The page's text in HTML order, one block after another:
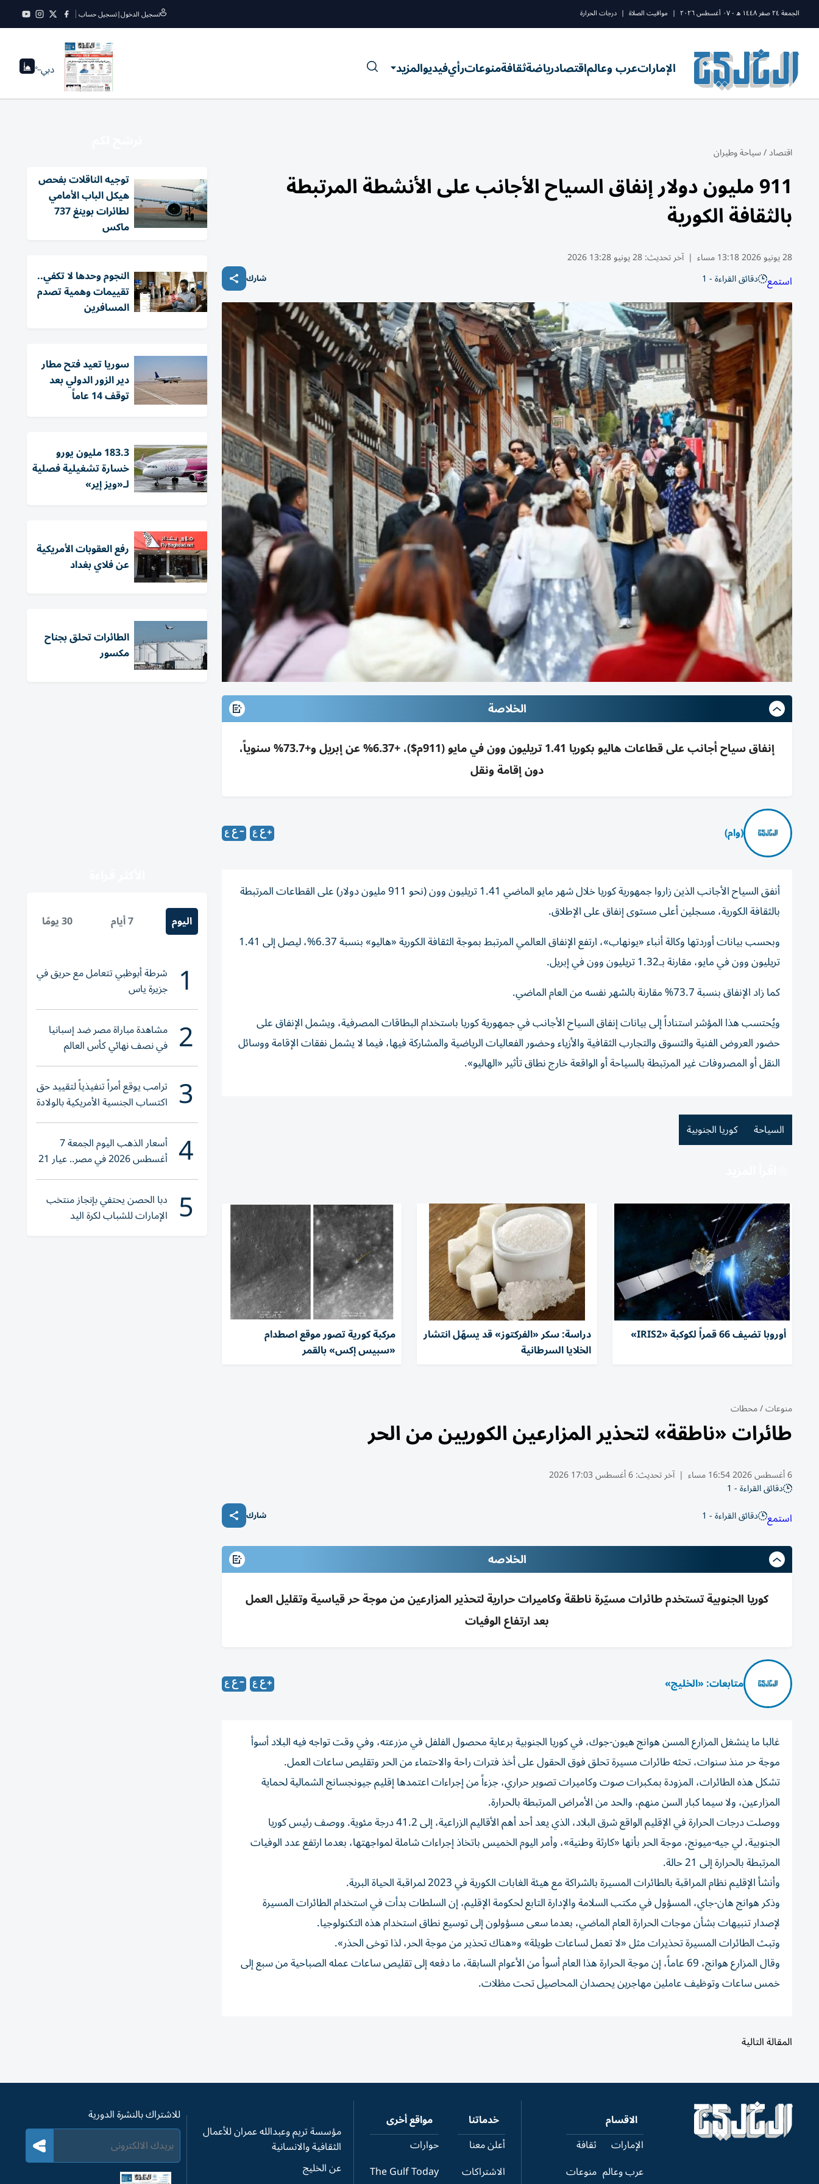
الجمعة ٢٤ صفر ١٤٤٨ ه - ٠٧ أغسطس ٢٠٢٦ | مواقيت الصلاة | درجات الحرارة تسجيل الدخول|تسجيل حساب
الإماراتعرب وعالماقتصادرياضةثقافةمنوعاترأيفيديوالمزيد دبي--°
اقتصاد/سياحة وطيران
911 مليون دولار إنفاق السياح الأجانب على الأنشطة المرتبطة
بالثقافة الكورية
28 يونيو 2026 13:18 مساء | آخر تحديث:28 يونيو 13:28 2026
استمع دقائق القراءة - 1 شارك
الخلاصة
إنفاق سياح أجانب على قطاعات هاليو بكوريا 1.41 تريليون وون في مايو (911م$)، +6.37% عن إبريل و+73.7% سنوياً،
دون إقامة ونقل
(وام)
أنفق السياح الأجانب الذين زاروا جمهورية كوريا خلال شهر مايو الماضي 1.41 تريليون وون (نحو 911 مليون دولار) على القطاعات المرتبطة
بالثقافة الكورية، مسجلين أعلى مستوى إنفاق على الإطلاق.
وبحسب بيانات أوردتها وكالة أنباء «يونهاب»، ارتفع الإنفاق العالمي المرتبط بموجة الثقافة الكورية «هاليو» بنسبة 6.37%، ليصل إلى 1.41
تريليون وون في مايو، مقارنة بـ1.32 تريليون وون في إبريل.
كما زاد الإنفاق بنسبة 73.7% مقارنة بالشهر نفسه من العام الماضي.
ويُحتسب هذا المؤشر استناداً إلى بيانات إنفاق السياح الأجانب في جمهورية كوريا باستخدام البطاقات المصرفية، ويشمل الإنفاق على
حضور العروض الفنية والتسوق والتجارب الثقافية والأزياء وحضور الفعاليات الرياضية والمشاركة فيها، فيما لا يشمل نفقات الإقامة ووسائل
النقل أو المصروفات غير المرتبطة بالسياحة أو الواقعة خارج نطاق تأثير «الهاليو».
السياحة كوريا الجنوبية
أوروبا تضيف 66 قمراً لكوكبة «IRIS2» دراسة: سكر «الفركتوز» قد يسهّل انتشار
الخلايا السرطانية
مركبة كورية تصور موقع اصطدام
«سبيس إكس» بالقمر
منوعات/محطات
طائرات «ناطقة» لتحذير المزارعين الكوريين من الحر
6 أغسطس 2026 16:54 مساء | آخر تحديث:6 أغسطس 17:03 2026
دقائق القراءة - 1
استمع دقائق القراءة - 1 شارك
الخلاصه
كوريا الجنوبية تستخدم طائرات مسيّرة ناطقة وكاميرات حرارية لتحذير المزارعين من موجة حر قياسية وتقليل العمل
بعد ارتفاع الوفيات
متابعات: «الخليج»
غالبا ما ينشغل المزارع المسن هوانج هيون-جوك، في كوريا الجنوبية برعاية محصول الفلفل ‌في مزرعته، وفي وقت تواجه فيه البلاد أسوأ ​
موجة ⁠حر منذ سنوات، تحثه طائرات مسيرة ‌تحلق فوق الحقول ‌على أخذ فترات راحة والاحتماء من الحر وتقليص ساعات العمل.
تشكل هذه الطائرات، المزودة بمكبرات صوت وكاميرات ‌تصوير حراري، جزءاً من إجراءات اعتمدها إقليم جيونجسانج الشمالية ⁠لحماية
المزارعين، ولا سيما كبار السن منهم، والحد من الأمراض المرتبطة بالحرارة.
ووصلت درجات الحرارة في الإقليم الواقع شرق البلاد، الذي يعد أحد أهم الأقاليم الزراعية، إلى 41.2 درجة مئوية. ووصف رئيس كوريا
الجنوبية، لي ​جيه-ميونج، موجة الحر بأنها «كارثة وطنية»، وأمر اليوم الخميس باتخاذ إجراءات شاملة لمواجهتها، بعدما ارتفع عدد الوفيات
المرتبطة بالحرارة إلى 21 حالة.
وأنشأ الإقليم نظام المراقبة ⁠بالطائرات المسيرة بالشراكة مع هيئة الغابات الكورية في 2023 لمراقبة الحياة البرية.
وذكر هوانج هان-جاي، المسؤول في مكتب ​السلامة ‌والإدارة التابع لحكومة الإقليم، إن السلطات بدأت في استخدام الطائرات المسيرة
لإصدار تنبيهات بشأن موجات الحرارة العام الماضي، بعدما سعى مسؤولون إلى توسيع نطاق استخدام هذه ‌التكنولوجيا.
وتبث الطائرات ‌المسيرة تحذيرات مثل «لا تعمل ⁠لساعات طويلة» و«هناك تحذير من موجة الحر، ‌لذا توخى الحذر».
وقال المزارع هوانج، 69 عاماً، إن موجة الحرارة هذا العام أسوأ من الأعوام ⁠السابقة، ما دفعه إلى تقليص ​ساعات عمله الصباحية من سبع إلى
خمس ساعات وتوظيف عاملين مهاجرين يحصدان المحاصيل تحت مظلات.
المقالة التالية
توجيه الناقلات بفحص
هيكل الباب الأمامي
لطائرات بوينغ 737
ماكس
النجوم وحدها لا تكفي..
تقييمات وهمية تصدم
المسافرين
سوريا تعيد فتح مطار
دير الزور الدولي بعد
توقف 14 عاماً
183.3 مليون يورو
خسارة تشغيلية فصلية
لـ«ويز إير»
رفع العقوبات الأمريكية
عن فلاي بغداد
الطائرات تحلق بجناح
مكسور
اليوم 7 أيام 30 يومًا
1 شرطة أبوظبي تتعامل مع حريق في
جزيرة ياس
2 مشاهدة مباراة مصر ضد إسبانيا
في نصف نهائي كأس العالم
لناشئات اليد 2026
3 ترامب يوقع أمراً تنفيذياً لتقييد حق
اكتساب الجنسية الأمريكية بالولادة
4 أسعار الذهب اليوم الجمعة 7
أغسطس 2026 في مصر.. عيار 21
يقترب من هذا الرقم
5 دبا الحصن يحتفي بإنجاز منتخب
الإمارات للشباب لكرة اليد
الاقسام
الإمارات
عرب وعالم
ثقافة
منوعات
خدماتنا
أعلن معنا
الاشتراكات
مواقع أخرى
حوارات
The Gulf Today
مؤسسة تريم وعبدالله عمران للأعمال
الثقافية والانسانية
عن الخليج
للاشتراك بالنشرة الدورية